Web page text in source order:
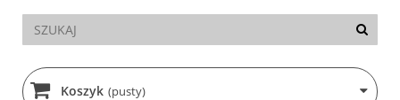
Koszyk (pusty)